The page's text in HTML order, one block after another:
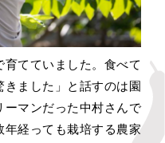
育てていました。食べて
ました」と話すのは園
マンだった中村さんで
経っても栽培する農家